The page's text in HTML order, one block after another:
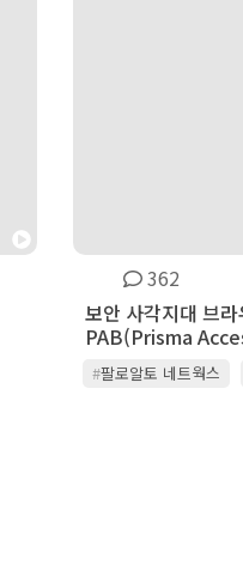
362
보안 사각지대 브
PAB(Prisma
#팔로알토 네트웍스